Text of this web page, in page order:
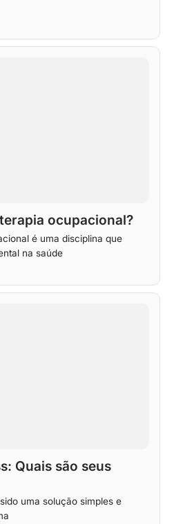
ocupacional?
é uma disciplina que
na saúde
Quais são seus
uma solução simples e